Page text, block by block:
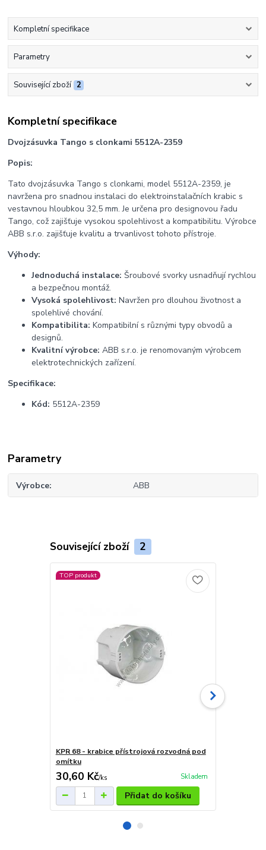
Kompletní specifikace
Parametry
Související zboží 2
Kompletní specifikace
Dvojzásuvka Tango s clonkami 5512A-2359
Popis:
Tato dvojzásuvka Tango s clonkami, model 5512A-2359, je
navržena pro snadnou instalaci do elektroinstalačních krabic s
vestavnou hloubkou 32,5 mm. Je určena pro designovou řadu
Tango, což zajišťuje vysokou spolehlivost a kompatibilitu. Výrobce
ABB s.r.o. zajišťuje kvalitu a trvanlivost tohoto přístroje.
Výhody:
Jednoduchá instalace: Šroubové svorky usnadňují rychlou
a bezpečnou montáž.
Vysoká spolehlivost: Navržen pro dlouhou životnost a
spolehlivé chování.
Kompatibilita: Kompatibilní s různými typy obvodů a
designů.
Kvalitní výrobce: ABB s.r.o. je renomovaným výrobcem
elektrotechnických zařízení.
Specifikace:
Kód: 5512A-2359
Parametry
Výrobce ABB
Související zboží 2
TOP produkt
KPR 68 - krabice přístrojová rozvodná pod
omítku
30,60 Kč/ks Skladem
Přidat do košíku